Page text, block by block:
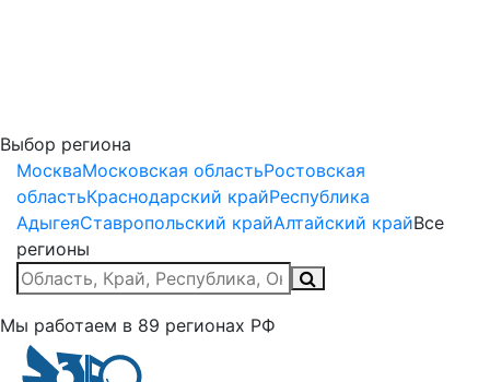
Выбор региона
МоскваМосковская областьРостовская
областьКраснодарский крайРеспублика
АдыгеяСтавропольский крайАлтайский крайВсе
регионы
Мы работаем в 89 регионах РФ